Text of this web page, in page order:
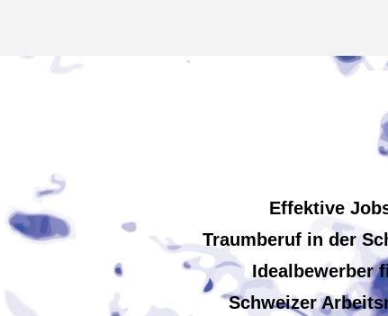
Effektive
Traumberuf in der
Idealbewerber
Schweizer